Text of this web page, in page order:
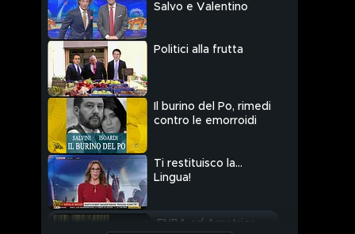
Salvo e Valentino
Politici alla frutta
Il burino del Po, rimedi
contro le emorroidi
Ti restituisco la…
Lingua!
ENPA ad Amatrice